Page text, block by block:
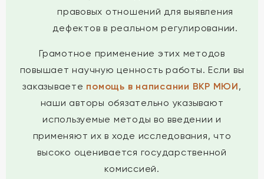
правовых отношений для выявления
дефектов в реальном регулировании.
Грамотное применение этих методов
повышает научную ценность работы. Если вы
заказываете помощь в написании ВКР МЮИ,
наши авторы обязательно указывают
используемые методы во введении и
применяют их в ходе исследования, что
высоко оценивается государственной
комиссией.